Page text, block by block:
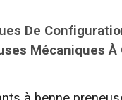
De
Mécaniques À